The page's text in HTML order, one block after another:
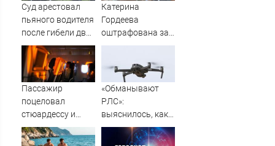
Суд арестовал
пьяного водителя
после гибели двух
пассажиров в
Башкирии
Катерина
Гордеева
оштрафована за
пропаганду ЛГБТ
Новости на
Вести.ru
Пассажир
поцеловал
стюардессу и
попал под арест -
АБН 24
«Обманывают
РЛС»:
выяснилось, как
дроны ВСУ
долетели до